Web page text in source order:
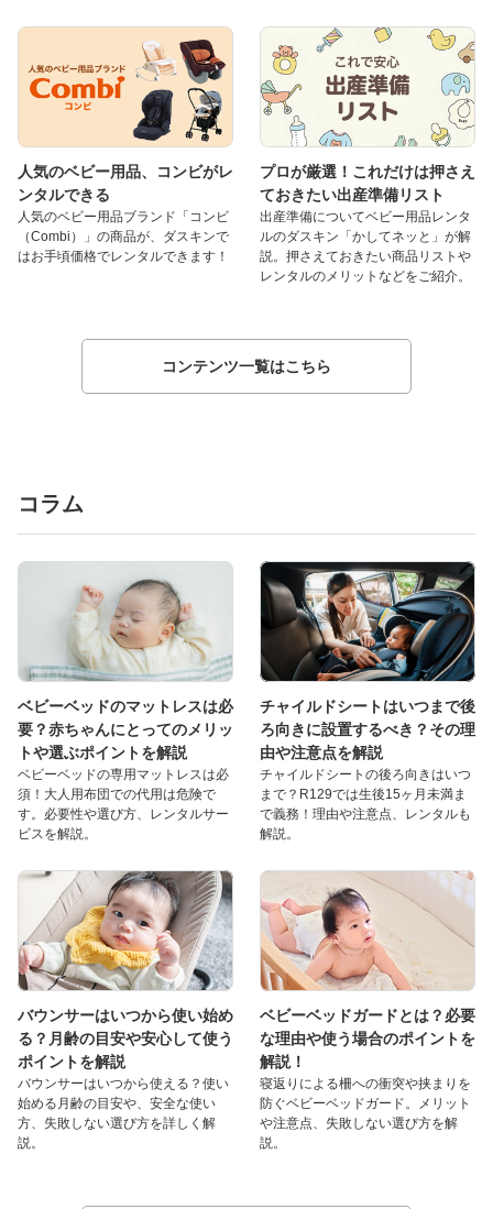
人気のベビー用品、コンビがレ
ンタルできる
人気のベビー用品ブランド「コンビ
（Combi）」の商品が、ダスキンで
はお手頃価格でレンタルできます！
プロが厳選！これだけは押さえ
ておきたい出産準備リスト
出産準備についてベビー用品レンタ
ルのダスキン「かしてネッと」が解
説。押さえておきたい商品リストや
レンタルのメリットなどをご紹介。
コンテンツ一覧はこちら
コラム
ベビーベッドのマットレスは必
要？赤ちゃんにとってのメリッ
トや選ぶポイントを解説
ベビーベッドの専用マットレスは必
須！大人用布団での代用は危険で
す。必要性や選び方、レンタルサー
ビスを解説。
チャイルドシートはいつまで後
ろ向きに設置するべき？その理
由や注意点を解説
チャイルドシートの後ろ向きはいつ
まで？R129では生後15ヶ月未満ま
で義務！理由や注意点、レンタルも
解説。
バウンサーはいつから使い始め
る？月齢の目安や安心して使う
ポイントを解説
バウンサーはいつから使える？使い
始める月齢の目安や、安全な使い
方、失敗しない選び方を詳しく解
説。
ベビーベッドガードとは？必要
な理由や使う場合のポイントを
解説！
寝返りによる柵への衝突や挟まりを
防ぐベビーベッドガード。メリット
や注意点、失敗しない選び方を解
説。